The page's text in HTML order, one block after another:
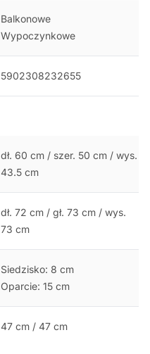
Balkonowe
Wypoczynkowe
5902308232655
dł. 60 cm / szer. 50 cm / wys.
43.5 cm
dł. 72 cm / gł. 73 cm / wys.
73 cm
Siedzisko: 8 cm
Oparcie: 15 cm
47 cm / 47 cm